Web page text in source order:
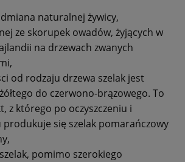
naturalnej żywicy,
ze skorupek owadów, żyjących w
na drzewach zwanych
od rodzaju drzewa szelak jest
do czerwono-brązowego. To
z którego po oczyszczeniu i
produkuje się szelak pomarańczowy
pomimo szerokiego